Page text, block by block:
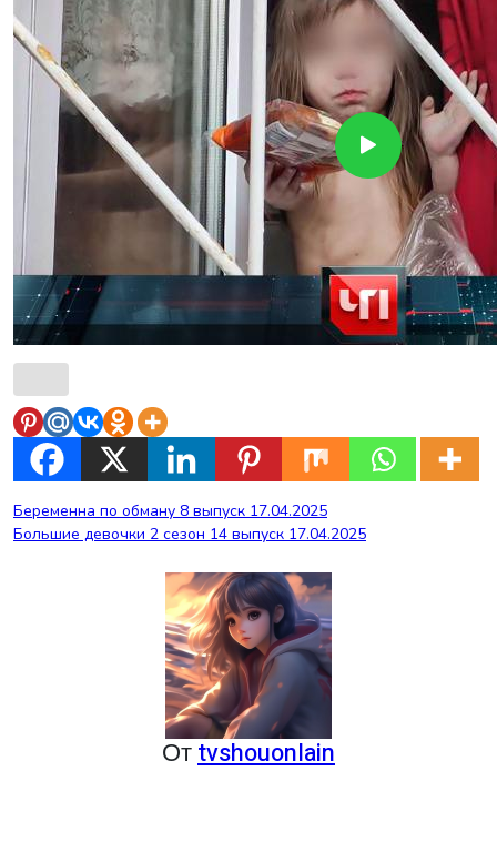
Навигация
по
Беременна по обману 8 выпуск 17.04.2025
Большие девочки 2 сезон 14 выпуск 17.04.2025
Отtvshouonlain